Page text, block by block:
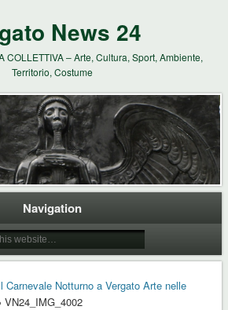
News 24
COLLETTIVA – Arte, Cultura, Sport, Ambiente,
Territorio, Costume
Navigation
Carnevale Notturno a Vergato Arte nelle
VN24_IMG_4002